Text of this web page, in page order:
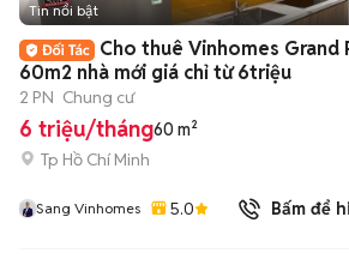
Tin nổi bật
Cho thuê Vinhomes Grand
60m2 nhà mới giá chỉ từ 6triệu
2 PN Chung cư
6 triệu/tháng60 m²
Tp Hồ Chí Minh
Sang Vinhomes 5.0 Bấm để